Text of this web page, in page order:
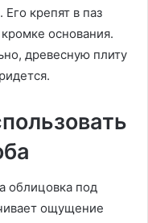
крепят в паз
основания.
древесную плиту
облицовка под
ощущение